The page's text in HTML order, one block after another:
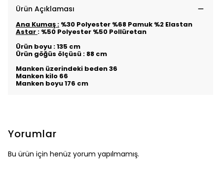
Ürün Açıklaması
Ana Kumaş : %30 Polyester %68 Pamuk %2 Elastan
Astar : %50 Polyester %50 Pollüretan
Ürün boyu : 135 cm
Ürün göğüs ölçüsü : 88 cm
Manken üzerindeki beden 36
Manken kilo 66
Manken boyu 176 cm
Yorumlar
Bu ürün için henüz yorum yapılmamış.